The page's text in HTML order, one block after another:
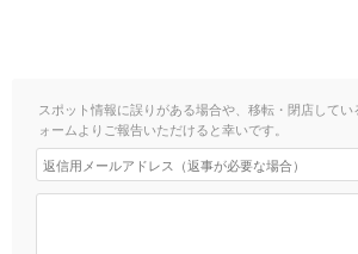
スポット情報に誤りがある場合や、移転・閉店して
ォームよりご報告いただけると幸いです。